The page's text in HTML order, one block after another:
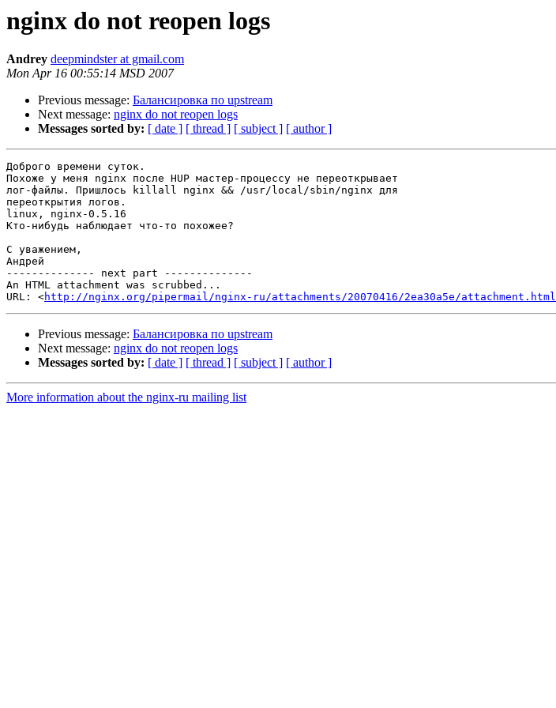
nginx do not reopen logs
Andrey deepmindster at gmail.com
Mon Apr 16 00:55:14 MSD 2007
Previous message: Балансировка по upstream
Next message: nginx do not reopen logs
Messages sorted by: [ date ] [ thread ] [ subject ] [ author ]
Доброго времени суток.
Похоже у меня nginx после HUP мастер-процессу не переоткрывает
лог-файлы. Пришлось killall nginx && /usr/local/sbin/nginx для
переоткрытия логов.
linux, nginx-0.5.16
Кто-нибудь наблюдает что-то похожее?
С уважением,
Андрей
-------------- next part --------------
An HTML attachment was scrubbed...
URL: <http://nginx.org/pipermail/nginx-ru/attachments/20070416/2ea30a5e/attachment.html
Previous message: Балансировка по upstream
Next message: nginx do not reopen logs
Messages sorted by: [ date ] [ thread ] [ subject ] [ author ]
More information about the nginx-ru mailing list